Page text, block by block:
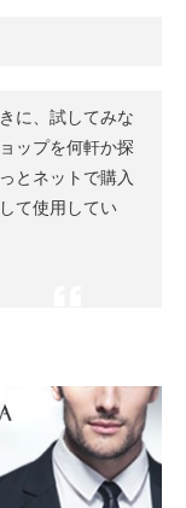
に、試してみな
ップを何軒か探
とネットで購入
て使用してい